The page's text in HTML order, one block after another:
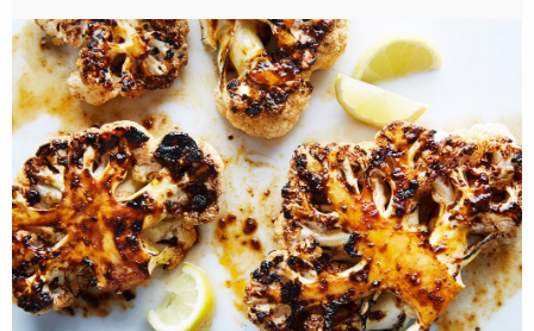
РАДІО КРАСА КІНО
LIFESTYLE FASHION ТРАДИЦІЇ
PETS